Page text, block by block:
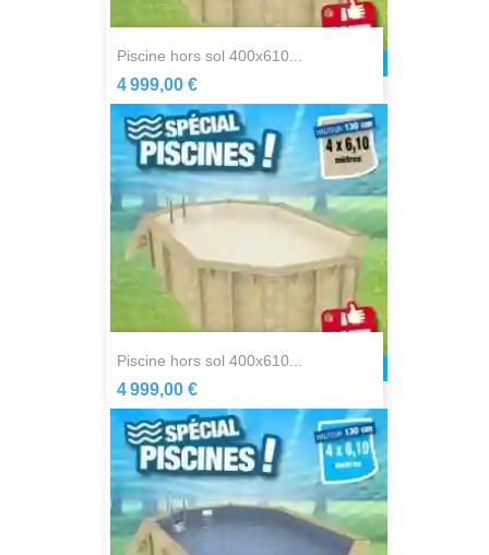
piscine hors sol 400x610...
4 999,00 €
piscine hors sol 400x610...
4 999,00 €